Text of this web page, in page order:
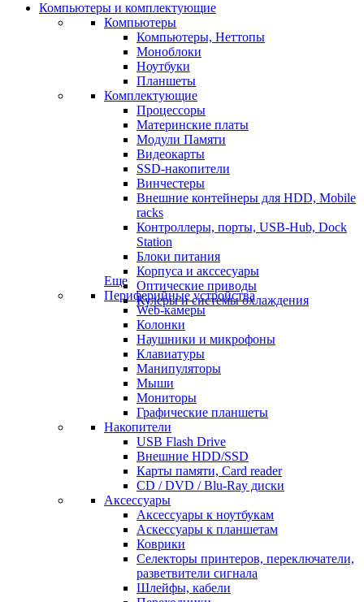
Компьютеры и комплектующие
Компьютеры
Компьютеры, Неттопы
Моноблоки
Ноутбуки
Планшеты
Комплектующие
Процессоры
Материнские платы
Модули Памяти
Видеокарты
SSD-накопители
Винчестеры
Внешние контейнеры для HDD, Mobile
racks
Контроллеры, порты, USB-Hub, Dock
Station
Блоки питания
Корпуса и акссесуары
Оптические приводы
Кулеры и системы охлаждения
Еще
Периферийные устройства
Web-камеры
Колонки
Наушники и микрофоны
Клавиатуры
Манипуляторы
Мыши
Мониторы
Графические планшеты
Накопители
USB Flash Drive
Внешние HDD/SSD
Карты памяти, Card reader
CD / DVD / Blu-Ray диски
Аксессуары
Аксессуары к ноутбукам
Аскессуары к планшетам
Коврики
Селекторы принтеров, переключатели,
разветвители сигнала
Шлейфы, кабели